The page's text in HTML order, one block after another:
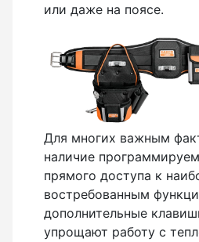
или даже на поясе.
Для многих важным
наличие
прямого доступа к
востребованным
дополнительные
упрощают работу с